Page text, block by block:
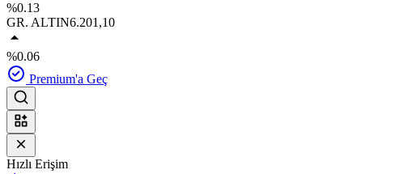
%0.13
GR. ALTIN6.201,10
%0.06
Premium'a Geç
Hızlı Erişim